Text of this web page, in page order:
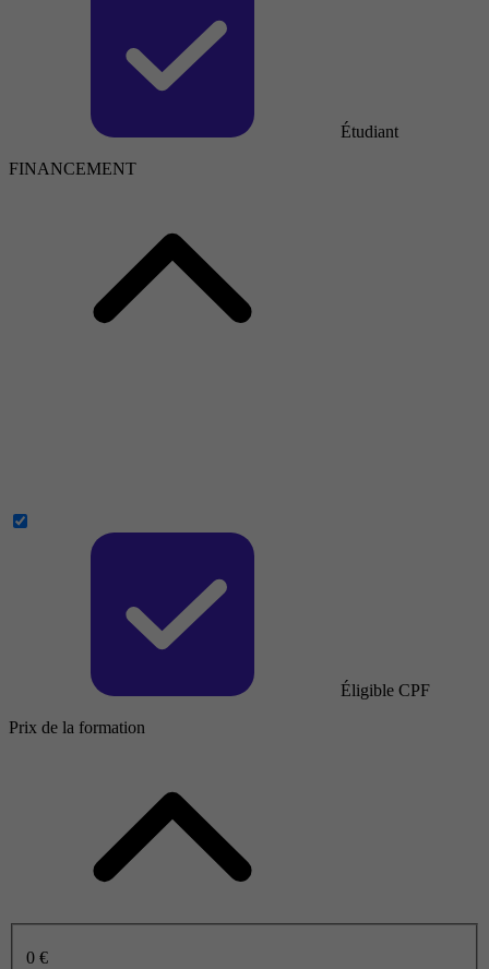
Étudiant
FINANCEMENT
Éligible CPF
Prix de la formation
0 €